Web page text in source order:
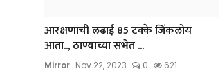
आरक्षणाची लढाई 85 टक्के जिंकलोय
आता.., ठाण्याच्या सभेत ...
Mirror Nov 22, 2023 0 621